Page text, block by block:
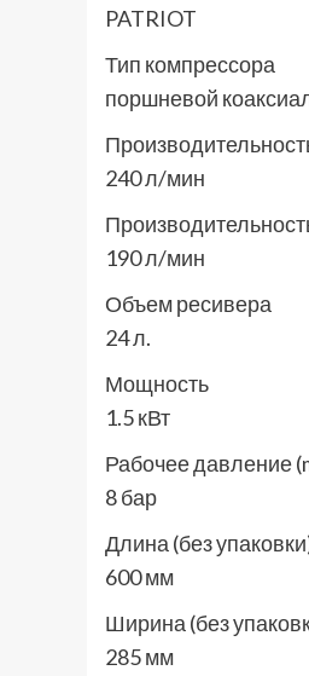
PATRIOT
Тип компрессора
поршневой
240 л/мин
190 л/мин
Объем ресивера
24 л.
Мощность
1.5 кВт
Рабочее давление
8 бар
Длина (без
600 мм
Ширина (без
285 мм